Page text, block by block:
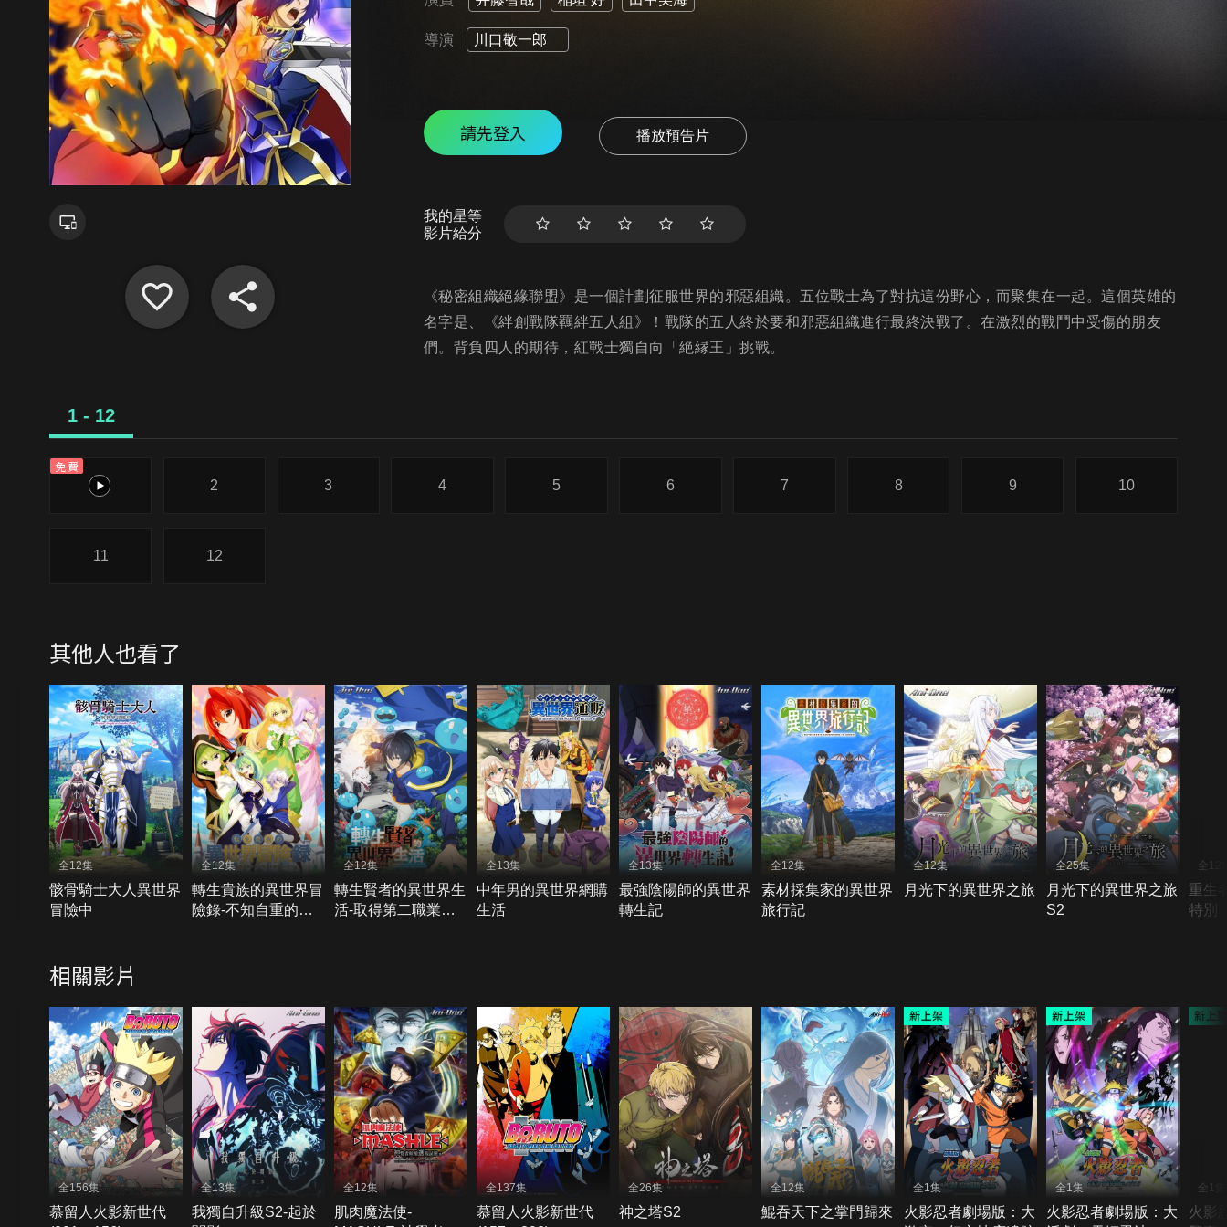
導演 川口敬一郎
請先登入 播放預告片
我的星等
影片給分
《秘密組織絕緣聯盟》是一個計劃征服世界的邪惡組織。五位戰士為了對抗這份野心，而聚集在一起。這個英雄的
名字是、《絆創戰隊羈絆五人組》！戰隊的五人終於要和邪惡組織進行最終決戰了。在激烈的戰鬥中受傷的朋友
們。背負四人的期待，紅戰士獨自向「絶縁王」挑戰。
1 - 12
免費
1
2 3 4 5 6 7 8 9 10
11 12
其他人也看了
全12集
骸骨騎士大人異世界
冒險中
全12集
轉生貴族的異世界冒
險錄-不知自重的眾
全12集
轉生賢者的異世界生
活-取得第二職業，
全13集
中年男的異世界網購
生活
全13集
最強陰陽師的異世界
轉生記
全12集
素材採集家的異世界
旅行記
全12集
月光下的異世界之旅
全25集
月光下的異世界之旅
S2
全12
重生
特別
相關影片
全156集
慕留人火影新世代
全13集
我獨自升級S2-起於
全12集
肌肉魔法使-
全137集
慕留人火影新世代
全26集
神之塔S2
全12集
鯤吞天下之掌門歸來
全1集
火影忍者劇場版：大
全1集
火影忍者劇場版：大
全1集
火影